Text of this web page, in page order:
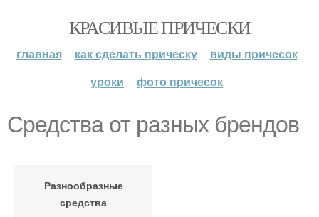
КРАСИВЫЕ ПРИЧЕСКИ
главная как сделать прическу
виды причесок
уроки
фото причесок
Средства от разных брендов
Разнообразные
средства